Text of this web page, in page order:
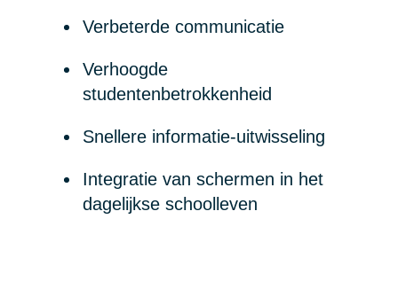
Verbeterde communicatie
Verhoogde
studentenbetrokkenheid
Snellere informatie-uitwisseling
Integratie van schermen in het
dagelijkse schoolleven